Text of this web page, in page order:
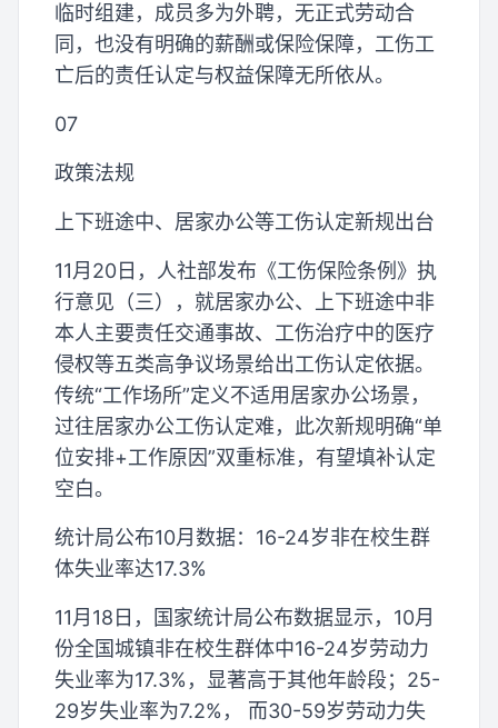
临时组建，成员多为外聘，无正式劳动合
同，也没有明确的薪酬或保险保障，工伤工
亡后的责任认定与权益保障无所依从。
07
政策法规
上下班途中、居家办公等工伤认定新规出台
11月20日，人社部发布《工伤保险条例》执
行意见（三），就居家办公、上下班途中非
本人主要责任交通事故、工伤治疗中的医疗
侵权等五类高争议场景给出工伤认定依据。
传统“工作场所”定义不适用居家办公场景，
过往居家办公工伤认定难，此次新规明确“单
位安排+工作原因”双重标准，有望填补认定
空白。
统计局公布10月数据：16-24岁非在校生群
体失业率达17.3%
11月18日，国家统计局公布数据显示，10月
份全国城镇非在校生群体中16-24岁劳动力
失业率为17.3%，显著高于其他年龄段；25-
29岁失业率为7.2%， 而30-59岁劳动力失